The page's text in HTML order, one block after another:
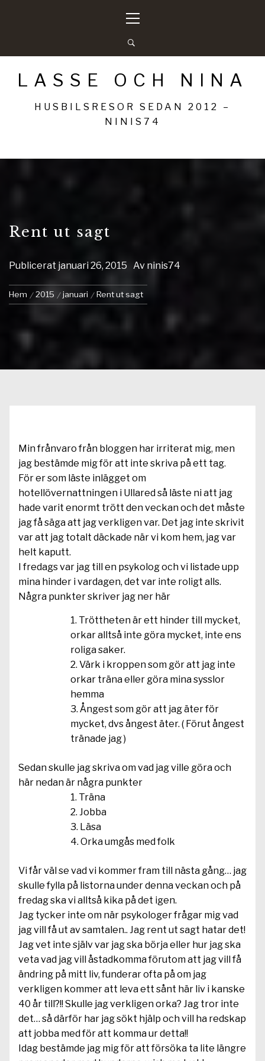
meny
LASSE OCH NINA
HUSBILSRESOR SEDAN 2012 –
NINIS74
Rent ut sagt
Publicerat januari 26, 2015 Av ninis74
Hem 2015 januari Rent ut sagt
Min frånvaro från bloggen har irriterat mig, men
jag bestämde mig för att inte skriva på ett tag.
För er som läste inlägget om
hotellövernattningen i Ullaredså läste ni att jag
hade varit enormt trött den veckan och det måste
jag få säga att jag verkligen var. Det jag inte skrivit
var att jag totalt däckade när vi kom hem, jag var
helt kaputt.
I fredags var jag till en psykolog och vi listade upp
mina hinder i vardagen, det var inte roligt alls.
Några punkter skriver jag ner här
Tröttheten är ett hinder till mycket,
orkar alltså inte göra mycket, inte ens
roliga saker.
Värk i kroppen som gör att jag inte
orkar träna eller göra mina sysslor
hemma
Ångest som gör att jag äter för
mycket, dvs ångest äter. ( Förut ångest
tränade jag )
Sedan skulle jag skriva om vad jag ville göra och
här nedan är några punkter
Träna
Jobba
Läsa
Orka umgås med folk
Vi får väl se vad vi kommer fram till nästa gång… jag
skulle fylla på listorna under denna veckan och på
fredag ska vi alltså kika på det igen.
Jag tycker inte om när psykologer frågar mig vad
jag vill få ut av samtalen.. Jag rent ut sagt hatar det!
Jag vet inte själv var jag ska börja eller hur jag ska
veta vad jag vill åstadkomma förutom att jag vill få
ändring på mitt liv, funderar ofta på om jag
verkligen kommer att leva ett sånt här liv i kanske
40 år till?!! Skulle jag verkligen orka? Jag tror inte
det… så därför har jag sökt hjälp och vill ha redskap
att jobba med för att komma ur detta!!
Idag bestämde jag mig för att försöka ta lite längre